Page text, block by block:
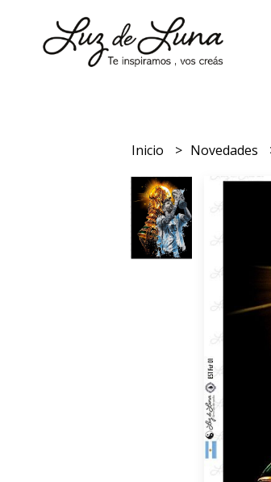
Inicio Novedades